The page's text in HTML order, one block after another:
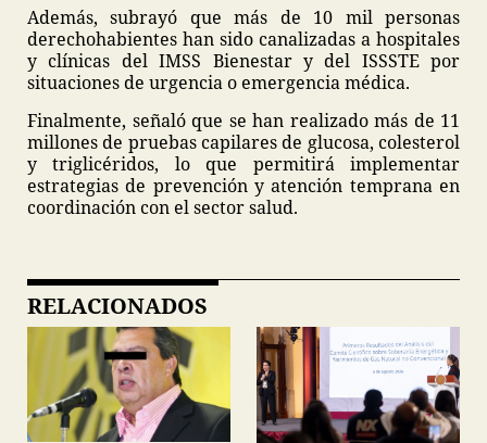
Además, subrayó que más de 10 mil personas
derechohabientes han sido canalizadas a hospitales
y clínicas del IMSS Bienestar y del ISSSTE por
situaciones de urgencia o emergencia médica.
Finalmente, señaló que se han realizado más de 11
millones de pruebas capilares de glucosa, colesterol
y triglicéridos, lo que permitirá implementar
estrategias de prevención y atención temprana en
coordinación con el sector salud.
RELACIONADOS